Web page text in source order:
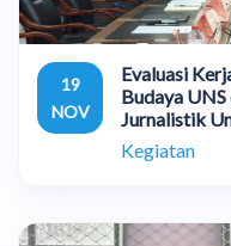
19
NOV
Evaluasi
Budaya UNS
Jurnalistik
Kegiatan